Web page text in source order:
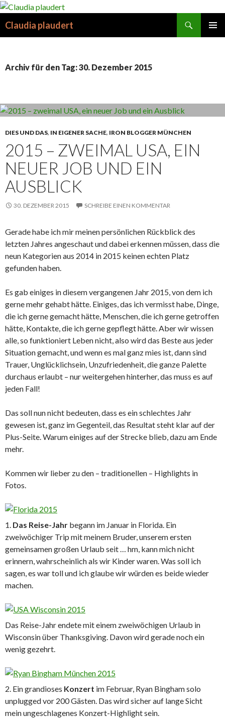
Claudia plaudert
Archiv für den Tag: 30. Dezember 2015
DIES UND DAS, IN EIGENER SACHE, IRON BLOGGER MÜNCHEN
2015 – ZWEIMAL USA, EIN
NEUER JOB UND EIN
AUSBLICK
30. DEZEMBER 2015 SCHREIBE EINEN KOMMENTAR
Gerade habe ich mir meinen persönlichen Rückblick des
letzten Jahres angeschaut und dabei erkennen müssen, dass die
neun Kategorien aus 2014 in 2015 keinen echten Platz
gefunden haben.
Es gab einiges in diesem vergangenen Jahr 2015, von dem ich
gerne mehr gehabt hätte. Einiges, das ich vermisst habe, Dinge,
die ich gerne gemacht hätte, Menschen, die ich gerne getroffen
hätte, Kontakte, die ich gerne gepflegt hätte. Aber wir wissen
alle, so funktioniert Leben nicht, also wird das Beste aus jeder
Situation gemacht, und wenn es mal ganz mies ist, dann sind
Trauer, Unglücklichsein, Unzufriedenheit, die ganze Palette
durchaus erlaubt – nur weitergehen hinterher, das muss es auf
jeden Fall!
Das soll nun nicht bedeuten, dass es ein schlechtes Jahr
gewesen ist, ganz im Gegenteil, das Resultat steht klar auf der
Plus-Seite. Warum einiges auf der Strecke blieb, dazu am Ende
mehr.
Kommen wir lieber zu den – traditionellen – Highlights in
Fotos.
1. Das Reise-Jahr begann im Januar in Florida. Ein
zweiwöchiger Trip mit meinem Bruder, unserem ersten
gemeinsamen großen Urlaub seit … hm, kann mich nicht
erinnern, wahrscheinlich als wir Kinder waren. Was soll ich
sagen, es war toll und ich glaube wir würden es beide wieder
machen.
Das Reise-Jahr endete mit einem zweiwöchigen Urlaub in
Wisconsin über Thanksgiving. Davon wird gerade noch ein
wenig gezehrt.
2. Ein grandioses Konzert im Februar, Ryan Bingham solo
unplugged vor 200 Gästen. Das wird sicher auf lange Sicht
mein ungeschlagenes Konzert-Highlight sein.